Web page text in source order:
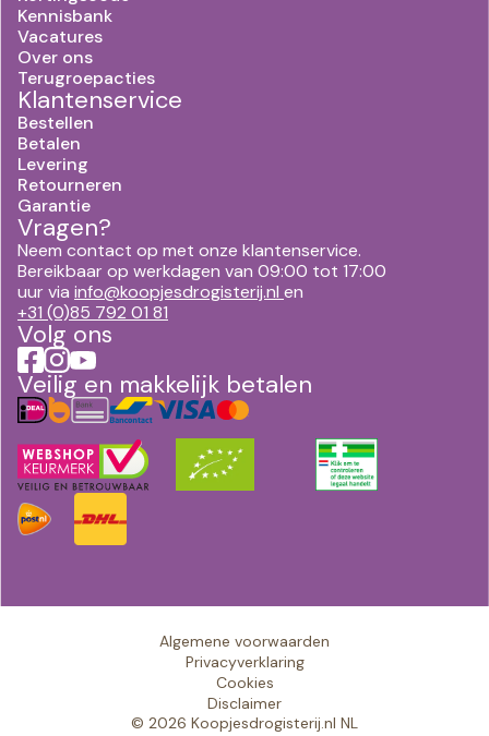
Kennisbank
Vacatures
Over ons
Terugroepacties
Klantenservice
Bestellen
Betalen
Levering
Retourneren
Garantie
Vragen?
Neem contact op met onze klantenservice.
Bereikbaar op werkdagen van 09:00 tot 17:00
uur via info@koopjesdrogisterij.nl en
+31 (0)85 792 01 81
Volg ons
Veilig en makkelijk betalen
© 2026 Koopjesdrogisterij.nl NL
Algemene voorwaarden
Privacyverklaring
Cookies
Disclaimer